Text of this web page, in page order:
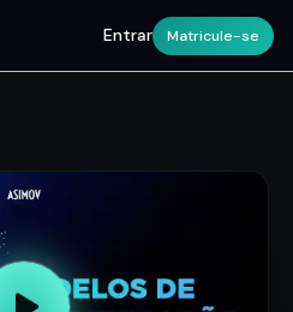
Entrar Matricule-se